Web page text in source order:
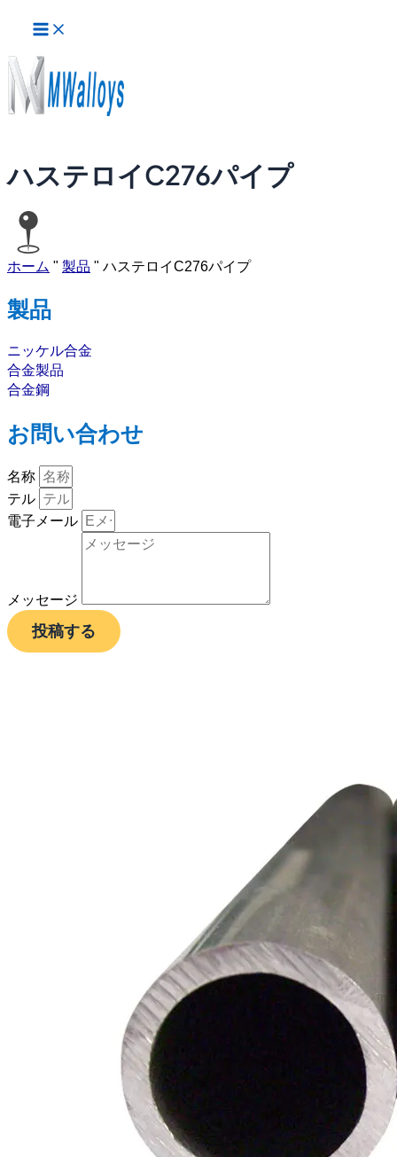
ス
キ
ッ
イ
ン
メ
ニ
ュ
ー
ハステロイC276パイプ
ホーム " 製品 " ハステロイC276パイプ
製品
ニッケル合金
合金製品
合金鋼
お問い合わせ
名称
テル
電子メール
メッセージ
投稿する